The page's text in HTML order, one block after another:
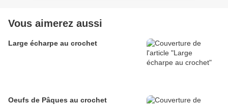
Vous aimerez aussi
Large écharpe au crochet
Oeufs de Pâques au crochet